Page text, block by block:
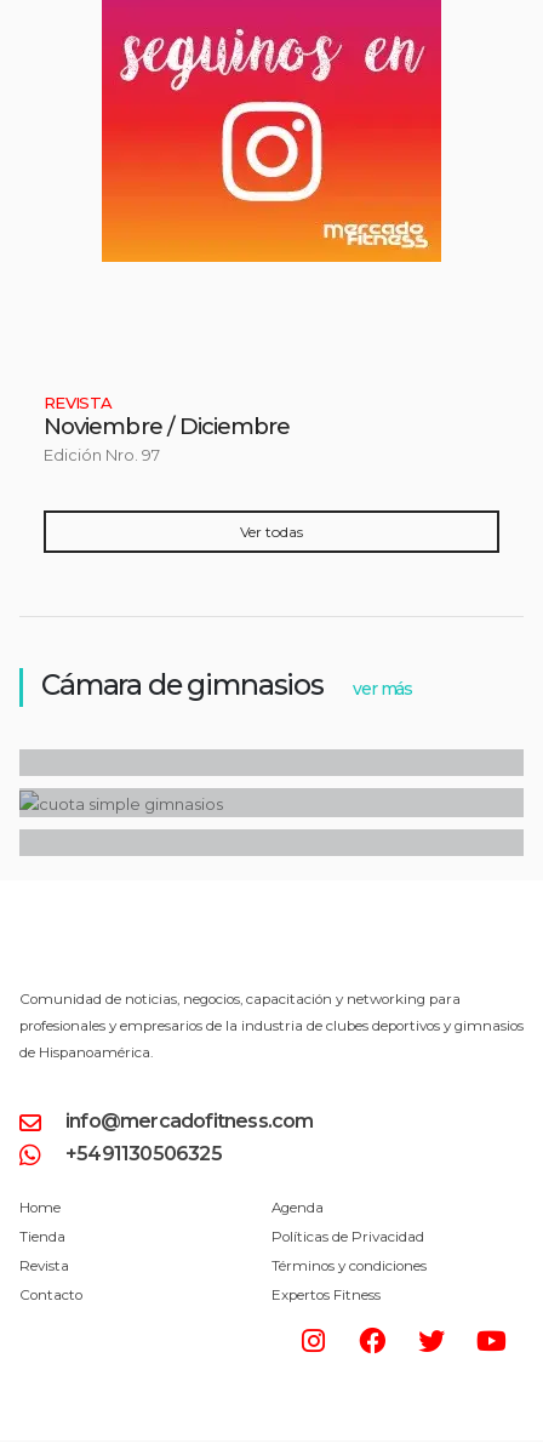
REVISTA
Noviembre / Diciembre
Edición Nro. 97
Ver todas
Cámara de gimnasios ver más
ARGENTINA CÁMARA DE GIMNASIOS
Ampliaron el programa «Cuota Simple» para
gimnasios y más rubros
Los gimnasios participarán del Programa
«Cuota Simple»
Comunidad de noticias, negocios, capacitación y networking para
profesionales y empresarios de la industria de clubes deportivos y gimnasios
de Hispanoamérica.
info@mercadofitness.com
+5491130506325
Home
Tienda
Revista
Contacto
Agenda
Políticas de Privacidad
Términos y condiciones
Expertos Fitness